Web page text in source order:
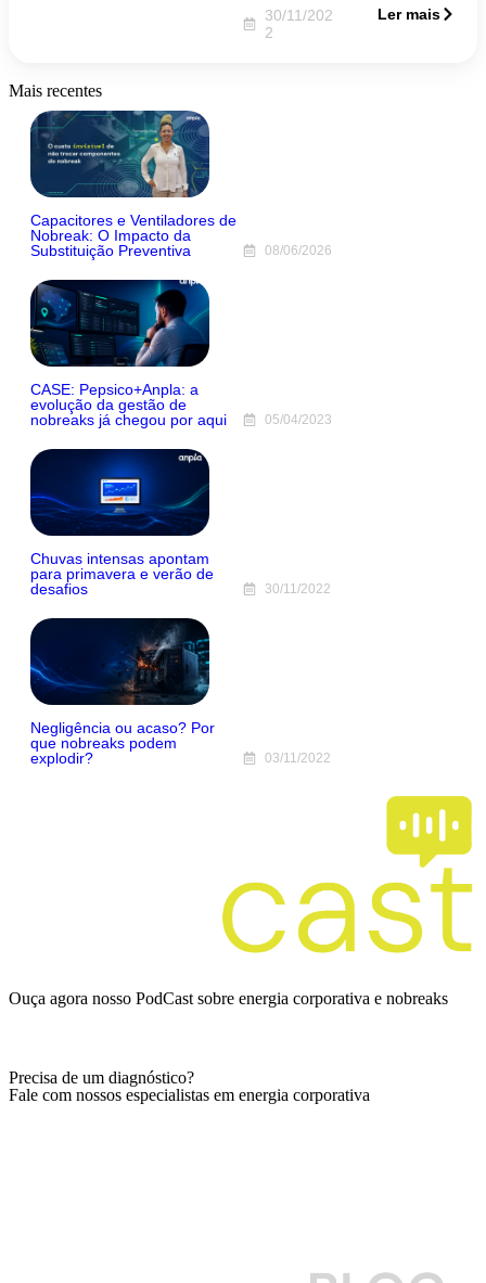
30/11/202
2
Ler mais
Mais recentes
Capacitores e Ventiladores de
Nobreak: O Impacto da
Substituição Preventiva
08/06/2026
CASE: Pepsico+Anpla: a
evolução da gestão de
nobreaks já chegou por aqui
05/04/2023
Chuvas intensas apontam
para primavera e verão de
desafios
30/11/2022
Negligência ou acaso? Por
que nobreaks podem
explodir?
03/11/2022
Ouça agora nosso PodCast sobre energia corporativa e nobreaks
Precisa de um diagnóstico?
Fale com nossos especialistas em energia corporativa